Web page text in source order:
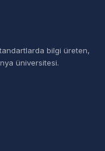
bilgi üreten,
üniversitesi.